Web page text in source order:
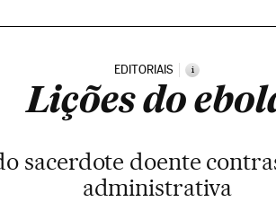
EDITORIAIS i
Lições do
sacerdote doente
administrativa